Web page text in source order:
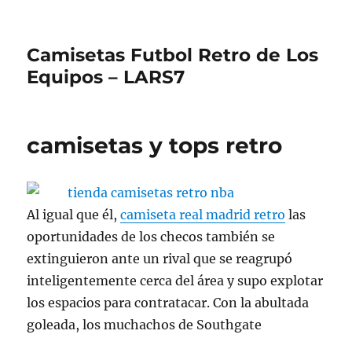
Camisetas Futbol Retro de Los
Equipos – LARS7
camisetas y tops retro
Al igual que él,camiseta real madrid retro las
oportunidades de los checos también se
extinguieron ante un rival que se reagrupó
inteligentemente cerca del área y supo explotar
los espacios para contratacar. Con la abultada
goleada, los muchachos de Southgate